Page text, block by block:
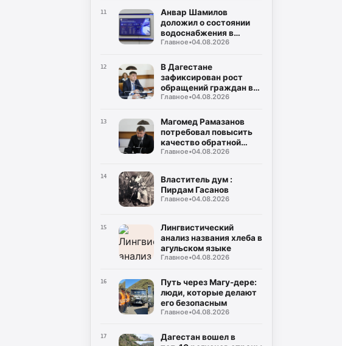
11
Анвар Шамилов
доложил о состоянии
водоснабжения в
районах и городах
Главное•04.08.2026
12
В Дагестане
зафиксирован рост
обращений граждан в
органы власти
Главное•04.08.2026
13
Магомед Рамазанов
потребовал повысить
качество обратной
связи с населением
Главное•04.08.2026
14
Властитель дум :
Пирдам Гасанов
Главное•04.08.2026
15
Лингвистический
анализ названия хлеба в
агульском языке
Главное•04.08.2026
16
Путь через Магу-дере:
люди, которые делают
его безопасным
Главное•04.08.2026
17
Дагестан вошел в